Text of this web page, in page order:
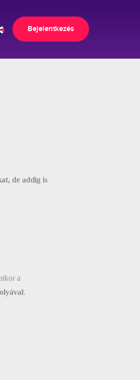
Bejelentkezés
de addig is
a
.